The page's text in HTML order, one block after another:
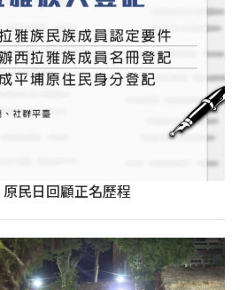
民日回顧正名歷程